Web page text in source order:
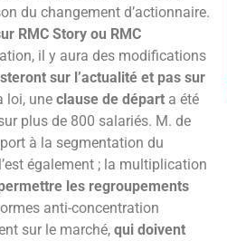
du changement d’actionnaire.
RMC Story ou RMC
il y aura des modifications
sur l’actualité et pas sur
loi, uneclause de départ a été
plus de 800 salariés. M. de
à la segmentation du
également ; la multiplication
les regroupements
anti-concentration
sur le marché,qui doivent